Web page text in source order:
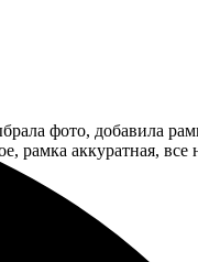
фото, добавила
рамка аккуратная,